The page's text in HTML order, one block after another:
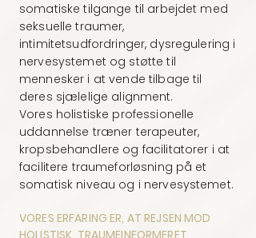
somatiske tilgange til arbejdet med
seksuelle traumer,
intimitetsudfordringer, dysregulering i
nervesystemet og støtte til
mennesker i at vende tilbage til
deres sjælelige alignment.
Vores holistiske professionelle
uddannelse træner terapeuter,
kropsbehandlere og facilitatorer i at
facilitere traumeforløsning på et
somatisk niveau og i nervesystemet.
VORES ERFARING ER, AT REJSEN MOD
HOLISTISK, TRAUMEINFORMERET